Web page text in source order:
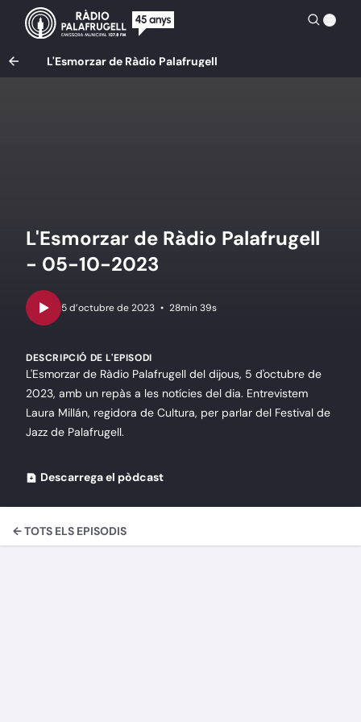
L'Esmorzar de Ràdio Palafrugell
L'Esmorzar de Ràdio Palafrugell
- 05-10-2023
• 28min 39s
DESCRIPCIÓ DE L'EPISODI
L'Esmorzar de Ràdio Palafrugell del dijous, 5 d'octubre de
2023, amb un repàs a les notícies del dia. Entrevistem
Laura Millán, regidora de Cultura, per parlar del Festival de
Jazz de Palafrugell.
Descarrega el pòdcast
← TOTS ELS EPISODIS